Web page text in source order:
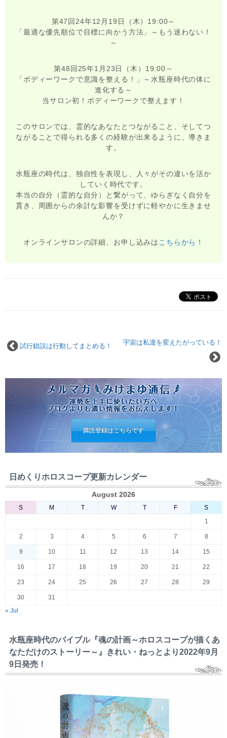
第47回24年12月19日（木）19:00～
「最適な優先順位で目標に向かう方法」～もう迷わない！
～
第48回25年1月23日（木）19:00～
「ボディーワークで意識を整える！」～水瓶座時代の体に
進化する～
当サロン初！ボディーワークで整えます！
このサロンでは、霊的なあなたとつながること、そしてつ
ながることで得られる多くの経験が出来るように、導きま
す。
水瓶座の時代は、独自性を表現し、人々がその違いを活か
していく時代です。
本当の自分（霊的な自分）と繋がって、ゆらぎなく自分を
貫き、周囲からの余計な影響を受けずに軽やかに生きませ
んか？
オンラインサロンの詳細、お申し込みは こちらから！
宇宙は私達を変えたがっている！
試行錯誤は行動してまとめる！
購読登録はこちらです
日めくりホロスコープ更新カレンダー
August 2026
S M T W T F
S
1
2 3 4 5 6 7 8
9 10 11 12 13 14 15
16 17 18 19 20 21 22
23 24 25 26 27 28 29
30
31
« Jul
水瓶座時代のバイブル『魂の計画～ホロスコープが描くあ
なただけのストーリー～』きれい・ねっとより2022年9月
9日発売！